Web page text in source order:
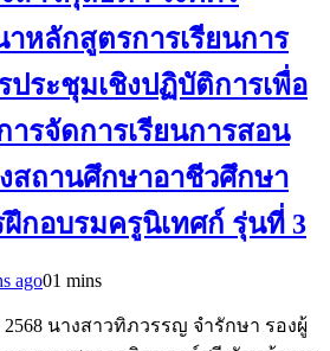
หลักสูตรการเรียนการ
ประชุมเชิงปฏิบัติการเพื่อ
รจัดการเรียนการสอน
สถานศึกษาอาชีวศึกษา
กอบรมครูนิเทศก์ รุ่นที่ 3
ago01 mins
นางสาวทิภวรรญ จำรักษา รองผู้